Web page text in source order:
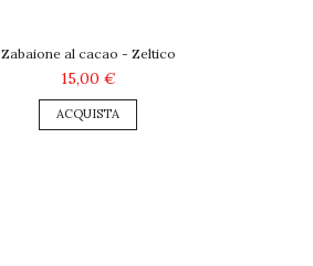
Zabaione al cacao - Zeltico
15,00 €
ACQUISTA